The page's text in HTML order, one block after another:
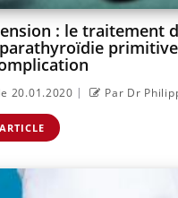
: le traitement
20.01.2020 | Par Dr